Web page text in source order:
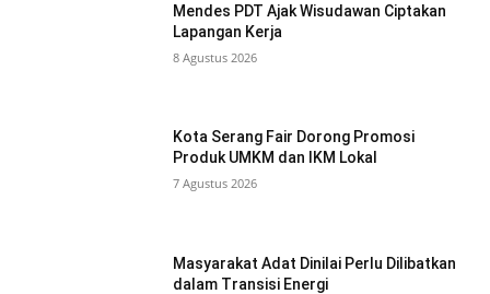
Mendes PDT Ajak Wisudawan Ciptakan
Lapangan Kerja
8 Agustus 2026
Kota Serang Fair Dorong Promosi
Produk UMKM dan IKM Lokal
7 Agustus 2026
Masyarakat Adat Dinilai Perlu Dilibatkan
dalam Transisi Energi